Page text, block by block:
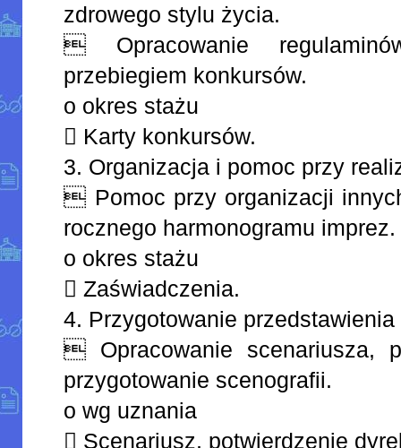
zdrowego stylu życia.
 Opracowanie
przebiegiem konkursów.
o okres stażu
 Karty konkursów.
3. Organizacja i pomoc przy
 Pomoc przy organizacji
rocznego harmonogramu imprez.
o okres stażu
 Zaświadczenia.
4. Przygotowanie
 Opracowanie scenariusza,
przygotowanie scenografii.
o wg uznania
 Scenariusz, potwierdzenie